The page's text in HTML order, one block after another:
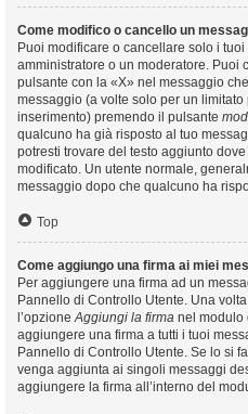
Come modifico o cancello un
Puoi modificare o cancellare solo i
amministratore o un moderatore. Puoi
pulsante con la «X» nel messaggio
messaggio (a volte solo per un
inserimento) premendo il pulsante
qualcuno ha già risposto al tuo
potresti trovare del testo aggiunto
modificato. Un utente normale,
messaggio dopo che qualcuno ha
Top
Come aggiungo una firma ai miei
Per aggiungere una firma ad un
Pannello di Controllo Utente. Una
l’opzioneAggiungi la firma nel modulo
aggiungere una firma a tutti i tuoi
Pannello di Controllo Utente. Se lo si
venga aggiunta ai singoli messaggi
aggiungere la firma all’interno del